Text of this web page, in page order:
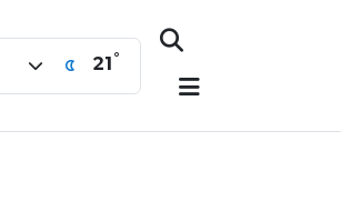
21 °